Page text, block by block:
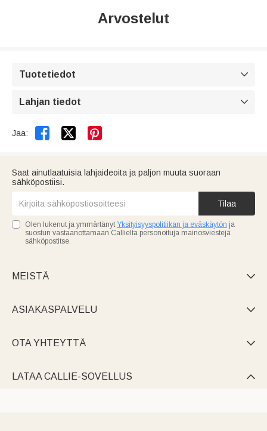
Arvostelut
Tuotetiedot 
Lahjan tiedot 
Jaa:  
Saat ainutlaatuisia lahjaideoita ja paljon muuta suoraan
sähköpostiisi.
Tilaa
Olen lukenut ja ymmärtänyt Yksityisyyspolitiikan ja eväskäytön ja
suostun vastaanottamaan Callielta personoituja mainosviestejä
sähköpostitse.
MEISTÄ 
ASIAKASPALVELU 
OTA YHTEYTTÄ 
LATAA CALLIE-SOVELLUS 